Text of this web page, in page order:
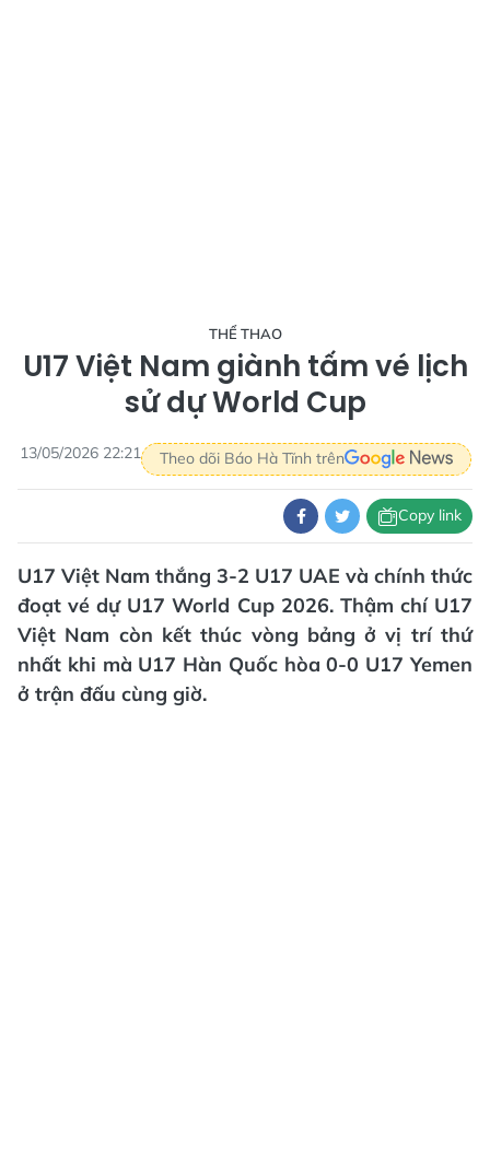
THỂ THAO
U17 Việt Nam giành tấm vé lịch
sử dự World Cup
13/05/2026 22:21 Theo dõi Báo Hà Tĩnh trên
Copy link
U17 Việt Nam thắng 3-2 U17 UAE và chính thức
đoạt vé dự U17 World Cup 2026. Thậm chí U17
Việt Nam còn kết thúc vòng bảng ở vị trí thứ
nhất khi mà U17 Hàn Quốc hòa 0-0 U17 Yemen
ở trận đấu cùng giờ.